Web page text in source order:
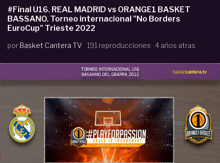
#Final U16. REAL MADRID vs ORANGE1 BASKET
BASSANO. Torneo internacional "No Borders
EuroCup" Trieste 2022
por Basket Cantera TV 191 reproducciones 4 años atras